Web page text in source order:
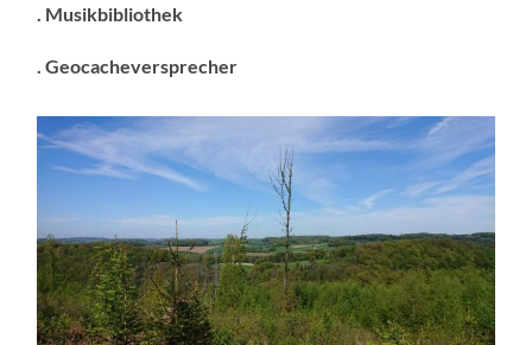
. Musikbibliothek
. Geocacheversprecher